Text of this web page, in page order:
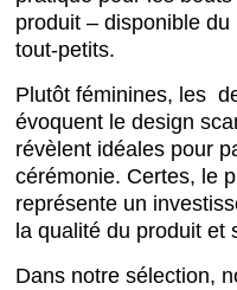
produit – disponible
tout-petits.
Plutôt féminines, les
évoquent le design
révèlent idéales pour
cérémonie. Certes, le
représente un
la qualité du produit et
Dans notre sélection,